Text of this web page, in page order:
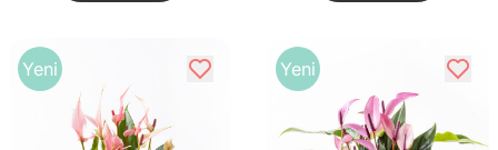
Yeni Yeni